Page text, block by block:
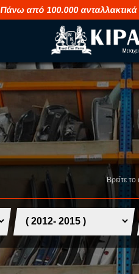
Πάνω από 100.000 ανταλλακτικά
M
MAHINDRA
MASERATI
MINI
Βρείτε